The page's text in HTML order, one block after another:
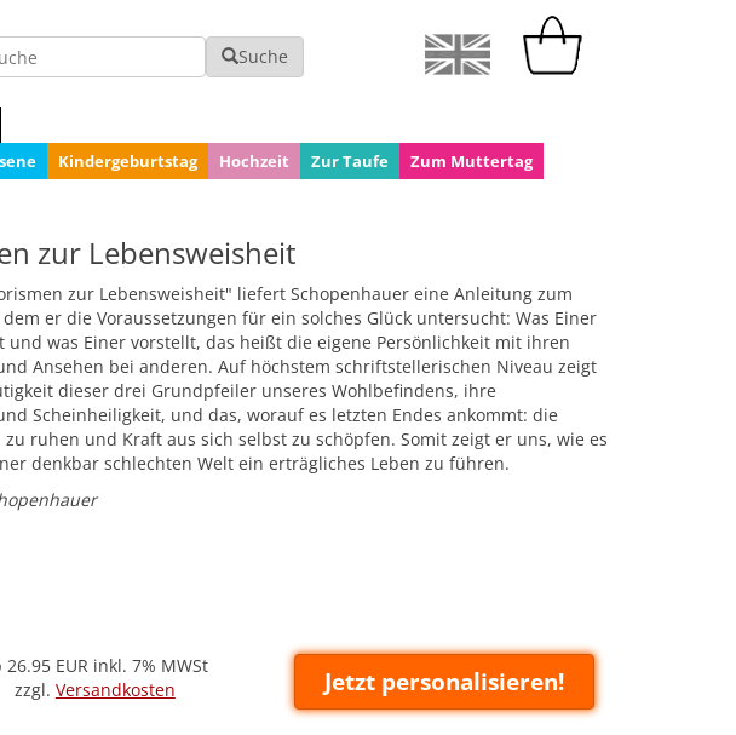
Suche
Kindergeburtstag Hochzeit Zur Taufe
Zum Muttertag
zur Lebensweisheit
zur Lebensweisheit" liefert Schopenhauer eine Anleitung zum
er die Voraussetzungen für ein solches Glück untersucht: Was Einer
und was Einer vorstellt, das heißt die eigene Persönlichkeit mit ihren
Ansehen bei anderen. Auf höchstem schriftstellerischen Niveau zeigt
dieser drei Grundpfeiler unseres Wohlbefindens, ihre
Scheinheiligkeit, und das, worauf es letzten Endes ankommt: die
zu ruhen und Kraft aus sich selbst zu schöpfen. Somit zeigt er uns, wie es
denkbar schlechten Welt ein erträgliches Leben zu führen.
26.95 EUR inkl. 7% MWSt
zzgl. Versandkosten Jetzt personalisieren!